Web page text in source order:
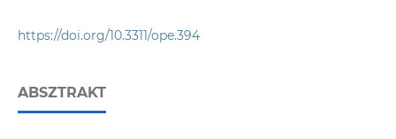
https://doi.org/10.3311/ope.394
ABSZTRAKT